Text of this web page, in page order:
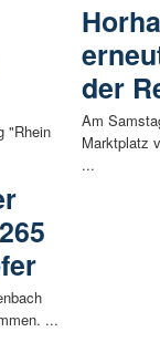
"Rhein
...
der
Am
Marktplatz
...